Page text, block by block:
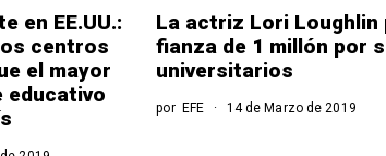
en EE.UU.:
centros
el mayor
educativo
La actriz Lori Loughlin
fianza de 1 millón por
universitarios
por EFE 14 de Marzo de 2019